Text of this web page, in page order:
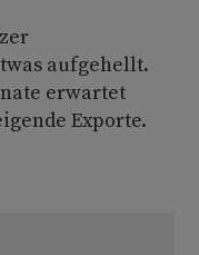
aufgehellt.
erwartet
Exporte.